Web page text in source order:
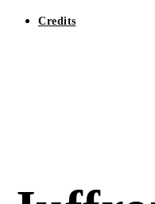
Credits